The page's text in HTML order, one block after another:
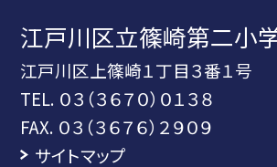
江戸川区立篠崎第二小
江戸川区上篠崎１丁目３番１号
TEL. ０３（３６７０）０１３８
FAX. ０３（３６７６）２９０９
サイトマップ